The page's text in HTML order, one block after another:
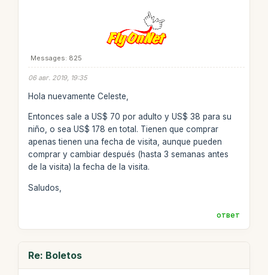
Messages: 825
06 авг. 2019, 19:35
Hola nuevamente Celeste,
Entonces sale a US$ 70 por adulto y US$ 38 para su
niño, o sea US$ 178 en total. Tienen que comprar
apenas tienen una fecha de visita, aunque pueden
comprar y cambiar después (hasta 3 semanas antes
de la visita) la fecha de la visita.
Saludos,
ответ
Re: Boletos